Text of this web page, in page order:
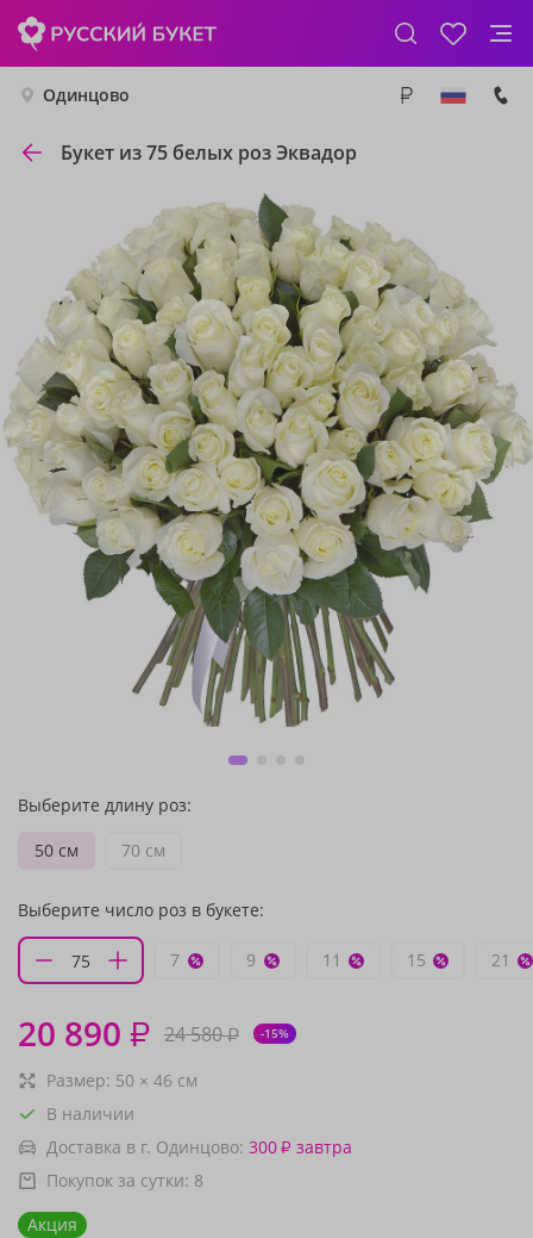
Одинцово
Букет из 75 белых роз Эквадор
Выберите длину роз:
50 см
70 см
Выберите число роз в букете:
7 9 11 15 21
20 890 ₽ 24 580₽ -15%
Размер: 50 × 46 см
В наличии
Доставка в г. Одинцово: 300₽ завтра
Покупок за сутки: 8
Акция